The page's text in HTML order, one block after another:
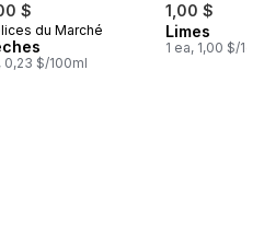
$
du Marché
0,23 $/100ml
1,00 $
Limes
1 ea, 1,00 $/1ch